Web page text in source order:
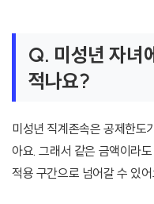
Q. 미성년 자녀
적나요?
미성년 직계존속은 공제한
아요. 그래서 같은 금액이라
적용 구간으로 넘어갈 수 있어